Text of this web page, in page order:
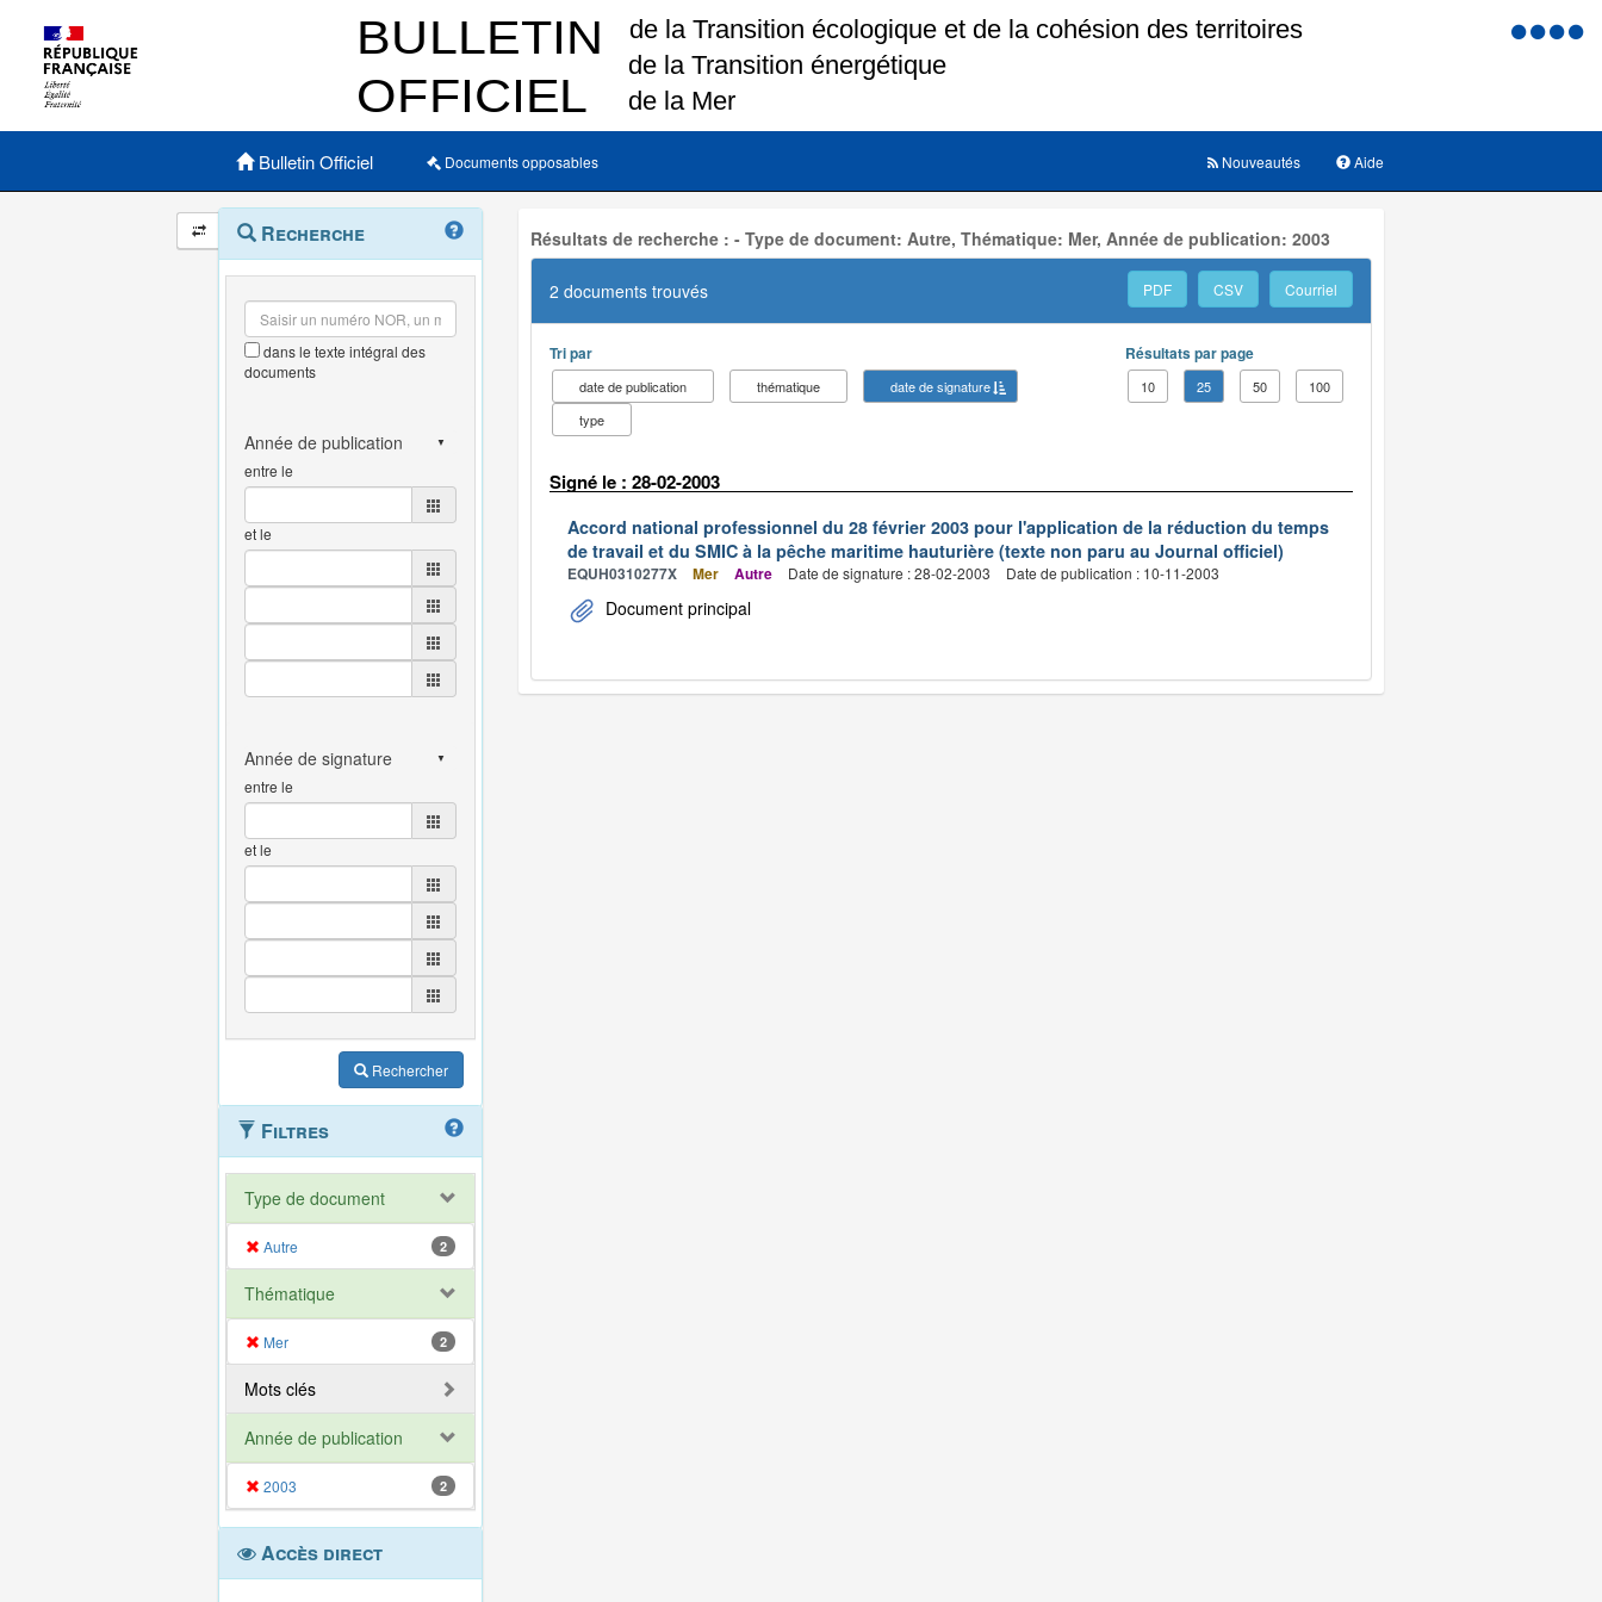
Menu
Menu principal
Bulletin Officiel Documents opposables Aide
Nouveautés
Navigation
et
outils
annexes
Menu
contextuel
Recherche
dans le texte intégral des
documents
entre le
et le
entre le
et le
Rechercher
Filtres
Type de document
Autre 2
Thématique
Mer 2
Mots clés
Année de publication
2003 2
Accès direct
Résultats de recherche : - Type de document: Autre, Thématique: Mer, Année de publication: 2003
2 documents trouvés PDF CSV Courriel
Tri par
date de publication thématique
date de signature
type
Résultats par page
10 25 50 100
Signé le : 28-02-2003
Accord national professionnel du 28 février 2003 pour l'application de la réduction du temps
de travail et du SMIC à la pêche maritime hauturière (texte non paru au Journal officiel)
EQUH0310277X Mer Autre Date de signature : 28-02-2003 Date de publication : 10-11-2003
Document principal